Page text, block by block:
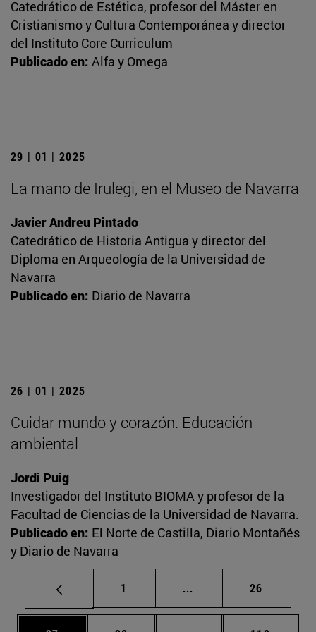
Catedrático de Estética, profesor del Máster en
Cristianismo y Cultura Contemporánea y director
del Instituto Core Curriculum
Publicado en: Alfa y Omega
29 | 01 | 2025
La mano de Irulegi, en el Museo de Navarra
Javier Andreu Pintado
Catedrático de Historia Antigua y director del
Diploma en Arqueología de la Universidad de
Navarra
Publicado en: Diario de Navarra
26 | 01 | 2025
Cuidar mundo y corazón. Educación
ambiental
Jordi Puig
Investigador del Instituto BIOMA y profesor de la
Facultad de Ciencias de la Universidad de Navarra.
Publicado en: El Norte de Castilla, Diario Montañés
y Diario de Navarra
Página
1 ... Páginas intermedias
Página
26